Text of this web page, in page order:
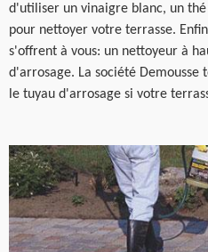
d'utiliser un vinaigre blanc, un
pour nettoyer votre terrasse.
s'offrent à vous: un nettoyeur à
d'arrosage. La société
le tuyau d'arrosage si votre